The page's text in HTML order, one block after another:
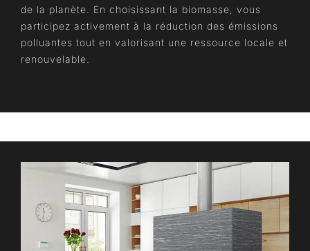
de la planète. En choisissant la biomasse, vous
participez activement à la réduction des émissions
polluantes tout en valorisant une ressource locale et
renouvelable.